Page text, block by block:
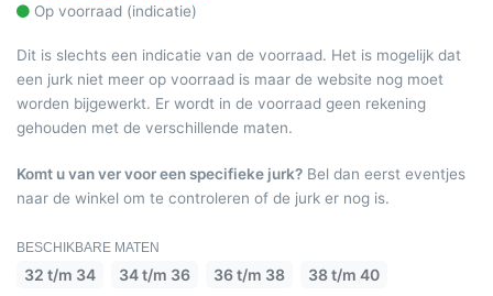
Op voorraad (indicatie)
Dit is slechts een indicatie van de voorraad. Het is mogelijk dat
een jurk niet meer op voorraad is maar de website nog moet
worden bijgewerkt. Er wordt in de voorraad geen rekening
gehouden met de verschillende maten.
Komt u van ver voor een specifieke jurk? Bel dan eerst eventjes
naar de winkel om te controleren of de jurk er nog is.
BESCHIKBARE MATEN
32 t/m 34 34 t/m 36 36 t/m 38
38 t/m 40